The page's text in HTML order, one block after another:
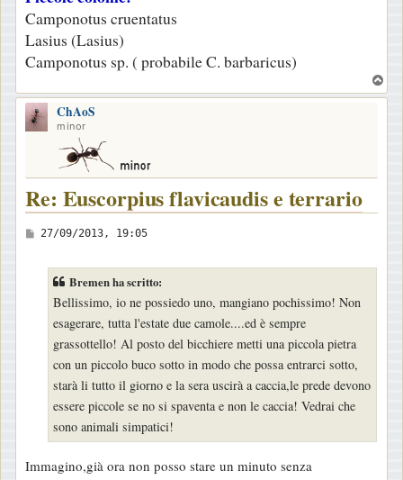
Camponotus cruentatus
Lasius (Lasius)
Camponotus sp. ( probabile C. barbaricus)
o
ChAoS
minor
Re: Euscorpius flavicaudis e terrario
M
27/09/2013, 19:05
Bremen ha scritto:
Bellissimo, io ne possiedo uno, mangiano pochissimo! Non
esagerare, tutta l'estate due camole....ed è sempre
grassottello! Al posto del bicchiere metti una piccola pietra
con un piccolo buco sotto in modo che possa entrarci sotto,
starà li tutto il giorno e la sera uscirà a caccia,le prede devono
essere piccole se no si spaventa e non le caccia! Vedrai che
sono animali simpatici!
Immagino,già ora non posso stare un minuto senza